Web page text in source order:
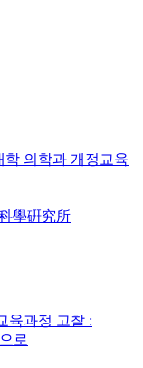
학 의학과 개정교육
學硏究所
육과정 고찰 :
로